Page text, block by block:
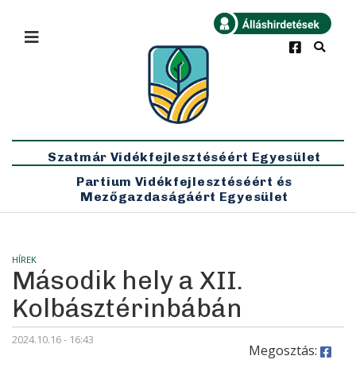
Legfrissebb
×
Szatmár Vidékfejlesztéséért Egyesület
Partium Vidékfejlesztéséért és
Mezőgazdaságáért Egyesület
HÍREK
Második hely a XII.
Kolbásztérinbábán
2024.10.16 - 16:43
Megosztás: